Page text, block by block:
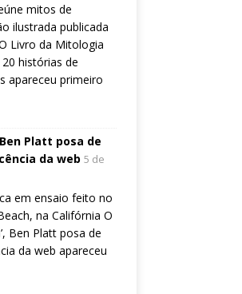
mitos de
ilustrada publicada
Livro da Mitologia
histórias de
apareceu primeiro
Platt posa de
da web 5 de
em ensaio feito no
na Califórnia O
Ben Platt posa de
da web apareceu